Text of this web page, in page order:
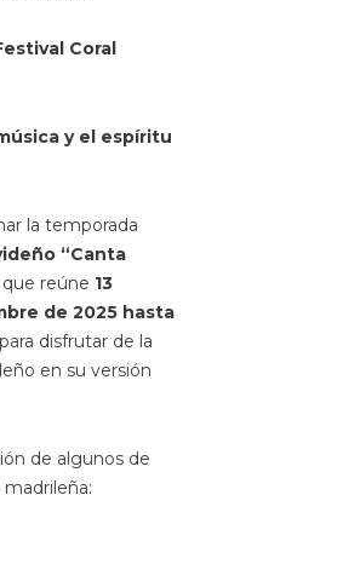
Coral
y el espíritu
la temporada
“Canta
reúne 13
de 2025 hasta
disfrutar de la
en su versión
de algunos de